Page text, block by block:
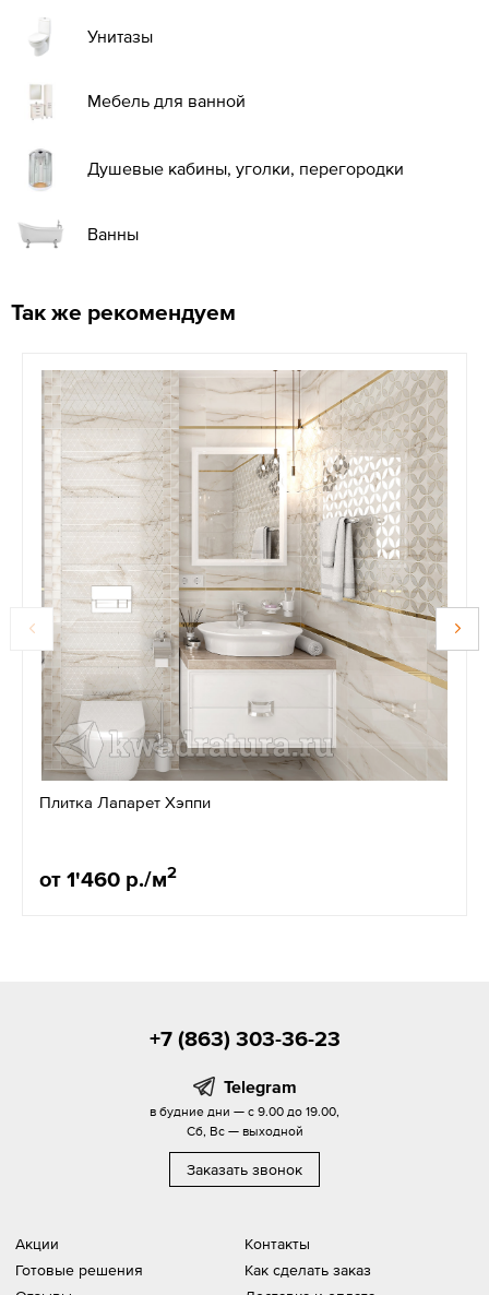
Унитазы
Мебель для ванной
Душевые кабины, уголки, перегородки
Ванны
Так же рекомендуем
Плитка Лапарет Хэппи
от 1'460 р./м2
Акции
Готовые решения
Контакты
Как сделать заказ
+7 (863) 303-36-23
Telegram
в будние дни — с 9.00 до 19.00,
Сб, Вс — выходной
Заказать звонок